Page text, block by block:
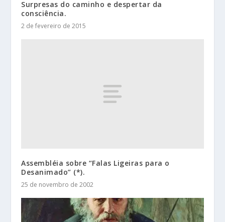
Surpresas do caminho e despertar da
consciência.
2 de fevereiro de 2015
Assembléia sobre “Falas Ligeiras para o
Desanimado” (*).
25 de novembro de 2002